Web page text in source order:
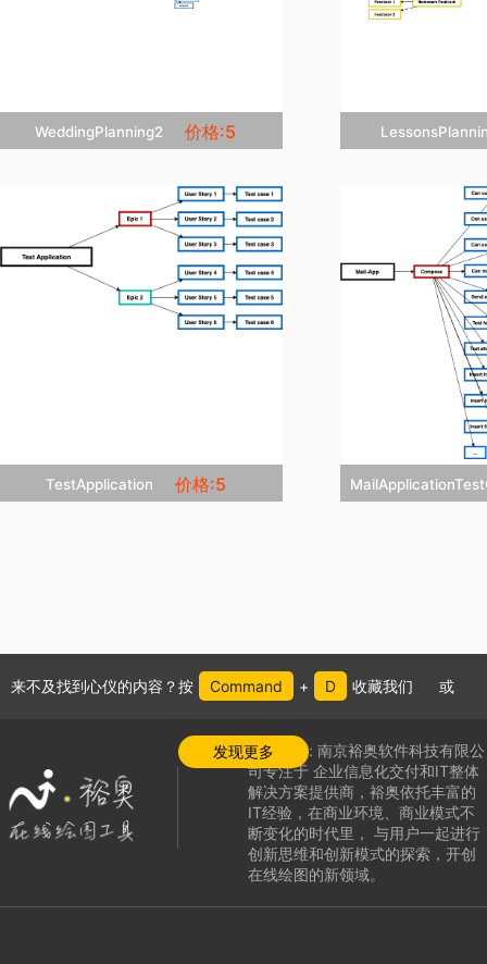
WeddingPlanning2 价格:5
立即克隆
 添加收藏 
TestApplication 价格:5
来不及找到心仪的内容？按 Command + D 收藏我们 或
发现更多公司介绍:南京裕奥软件科技有限公
司专注于 企业信息化交付和IT整体
解决方案提供商，裕奥依托丰富的
IT经验，在商业环境、商业模式不
断变化的时代里，
与用户一起进行
创新思维和创新模式的探索，开创
在线绘图的新领域。